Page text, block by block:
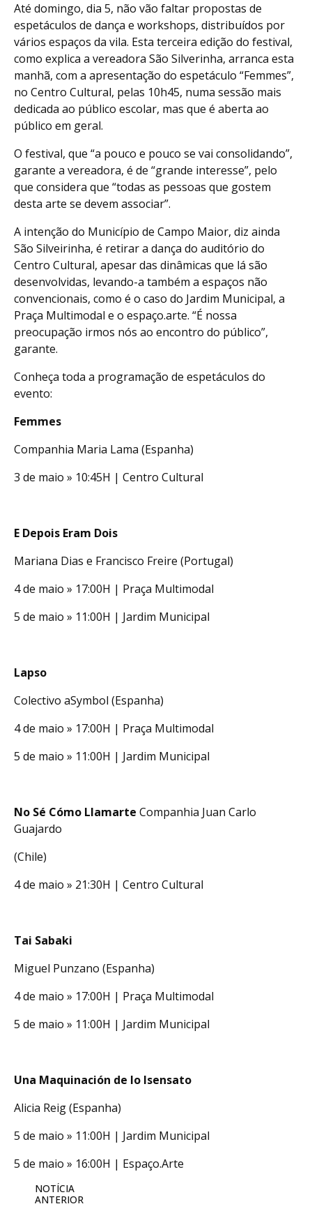
Até domingo, dia 5, não vão faltar propostas de
espetáculos de dança e workshops, distribuídos por
vários espaços da vila. Esta terceira edição do festival,
como explica a vereadora São Silverinha, arranca esta
manhã, com a apresentação do espetáculo “Femmes”,
no Centro Cultural, pelas 10h45, numa sessão mais
dedicada ao público escolar, mas que é aberta ao
público em geral.
O festival, que “a pouco e pouco se vai consolidando”,
garante a vereadora, é de “grande interesse”, pelo
que considera que “todas as pessoas que gostem
desta arte se devem associar”.
A intenção do Município de Campo Maior, diz ainda
São Silveirinha, é retirar a dança do auditório do
Centro Cultural, apesar das dinâmicas que lá são
desenvolvidas, levando-a também a espaços não
convencionais, como é o caso do Jardim Municipal, a
Praça Multimodal e o espaço.arte. “É nossa
preocupação irmos nós ao encontro do público”,
garante.
Conheça toda a programação de espetáculos do
evento:
Femmes
Companhia Maria Lama (Espanha)
3 de maio » 10:45H | Centro Cultural
E Depois Eram Dois
Mariana Dias e Francisco Freire (Portugal)
4 de maio » 17:00H | Praça Multimodal
5 de maio » 11:00H | Jardim Municipal
Lapso
Colectivo aSymbol (Espanha)
4 de maio » 17:00H | Praça Multimodal
5 de maio » 11:00H | Jardim Municipal
No Sé Cómo Llamarte Companhia Juan Carlo
Guajardo
(Chile)
4 de maio » 21:30H | Centro Cultural
Tai Sabaki
Miguel Punzano (Espanha)
4 de maio » 17:00H | Praça Multimodal
5 de maio » 11:00H | Jardim Municipal
Una Maquinación de lo Isensato
Alicia Reig (Espanha)
5 de maio » 11:00H | Jardim Municipal
5 de maio » 16:00H | Espaço.Arte
NOTÍCIA
ANTERIOR